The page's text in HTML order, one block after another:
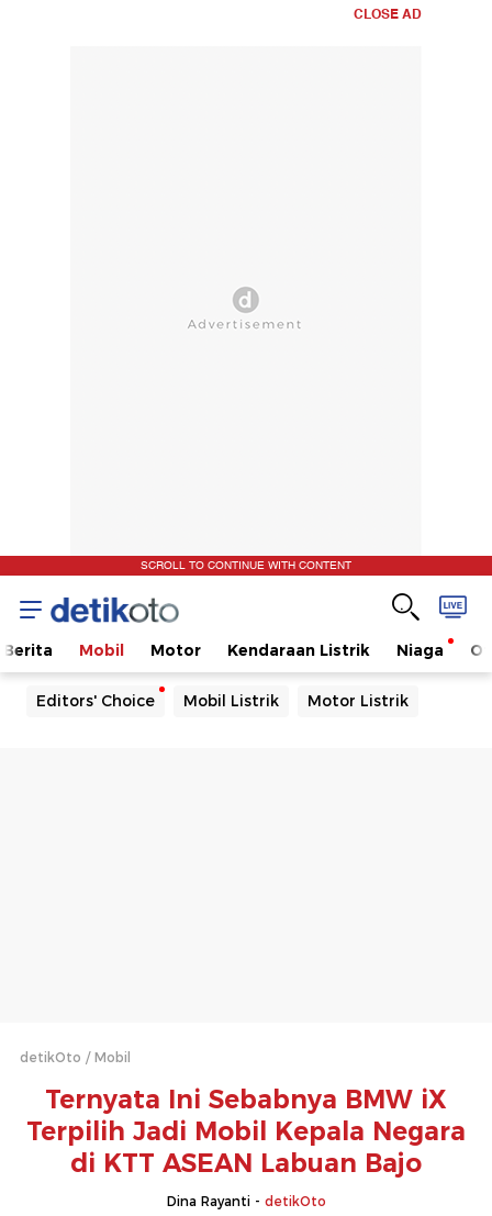
CLOSE AD
SCROLL TO CONTINUE WITH CONTENT
Berita Mobil Motor Kendaraan Listrik Niaga
Editors' Choice Mobil Listrik Motor Listrik
detikOto Mobil
Ternyata Ini Sebabnya BMW iX
Terpilih Jadi Mobil Kepala Negara
di KTT ASEAN Labuan Bajo
Dina Rayanti - detikOto